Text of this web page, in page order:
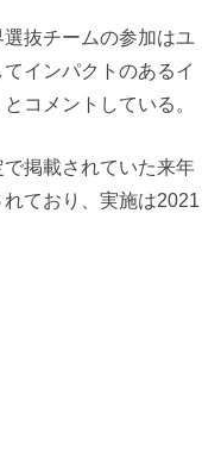
抜チームの参加はユ
インパクトのあるイ
コメントしている。
掲載されていた来年
ており、実施は2021